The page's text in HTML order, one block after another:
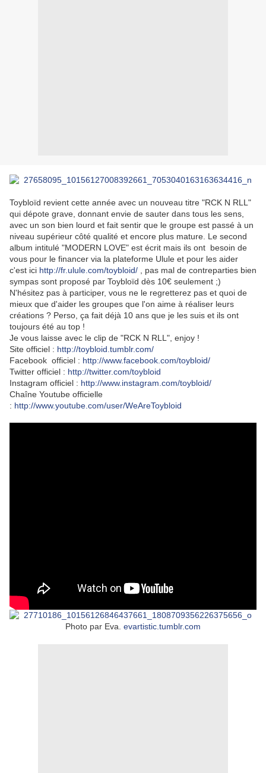
Toybloïd revient cette année avec un nouveau titre "RCK N RLL"
qui dépote grave, donnant envie de sauter dans tous les sens,
avec un son bien lourd et fait sentir que le groupe est passé à un
niveau supérieur côté qualité et encore plus mature. Le second
album intitulé "MODERN LOVE" est écrit mais ils ont besoin de
vous pour le financer via la plateforme Ulule et pour les aider
c'est ici http://fr.ulule.com/toybloid/ , pas mal de contreparties bien
sympas sont proposé par Toybloïd dès 10€ seulement ;)
N'hésitez pas à participer, vous ne le regretterez pas et quoi de
mieux que d'aider les groupes que l'on aime à réaliser leurs
créations ? Perso, ça fait déjà 10 ans que je les suis et ils ont
toujours été au top !
Je vous laisse avec le clip de "RCK N RLL", enjoy !
Site officiel : http://toybloid.tumblr.com/
Facebook officiel : http://www.facebook.com/toybloid/
Twitter officiel : http://twitter.com/toybloid
Instagram officiel : http://www.instagram.com/toybloid/
Chaîne Youtube officielle
: http://www.youtube.com/user/WeAreToybloid
Photo par Eva. evartistic.tumblr.com